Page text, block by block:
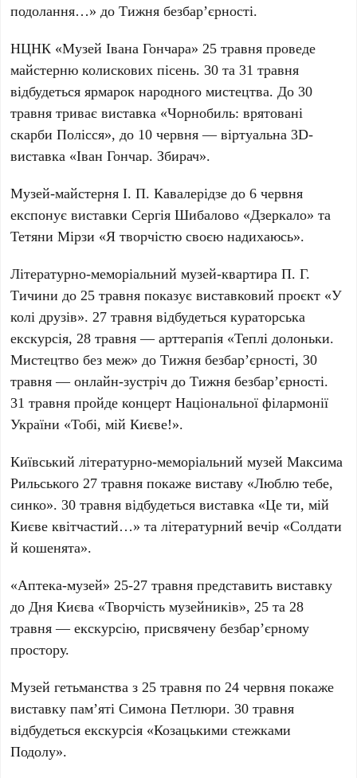
подолання…» до Тижня безбар’єрності.
НЦНК «Музей Івана Гончара» 25 травня проведе
майстерню колискових пісень. 30 та 31 травня
відбудеться ярмарок народного мистецтва. До 30
травня триває виставка «Чорнобиль: врятовані
скарби Полісся», до 10 червня — віртуальна 3D-
виставка «Іван Гончар. Збирач».
Музей-майстерня І. П. Кавалерідзе до 6 червня
експонує виставки Сергія Шибалово «Дзеркало» та
Тетяни Мірзи «Я творчістю своєю надихаюсь».
Літературно-меморіальний музей-квартира П. Г.
Тичини до 25 травня показує виставковий проєкт «У
колі друзів». 27 травня відбудеться кураторська
екскурсія, 28 травня — арттерапія «Теплі долоньки.
Мистецтво без меж» до Тижня безбар’єрності, 30
травня — онлайн-зустріч до Тижня безбар’єрності.
31 травня пройде концерт Національної філармонії
України «Тобі, мій Києве!».
Київський літературно-меморіальний музей Максима
Рильського 27 травня покаже виставу «Люблю тебе,
синко». 30 травня відбудеться виставка «Це ти, мій
Києве квітчастий…» та літературний вечір «Солдати
й кошенята».
«Аптека-музей» 25-27 травня представить виставку
до Дня Києва «Творчість музейників», 25 та 28
травня — екскурсію, присвячену безбар’єрному
простору.
Музей гетьманства з 25 травня по 24 червня покаже
виставку пам’яті Симона Петлюри. 30 травня
відбудеться екскурсія «Козацькими стежками
Подолу».